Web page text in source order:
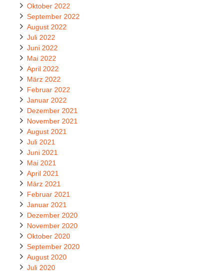
Oktober 2022
September 2022
August 2022
Juli 2022
Juni 2022
Mai 2022
April 2022
März 2022
Februar 2022
Januar 2022
Dezember 2021
November 2021
August 2021
Juli 2021
Juni 2021
Mai 2021
April 2021
März 2021
Februar 2021
Januar 2021
Dezember 2020
November 2020
Oktober 2020
September 2020
August 2020
Juli 2020